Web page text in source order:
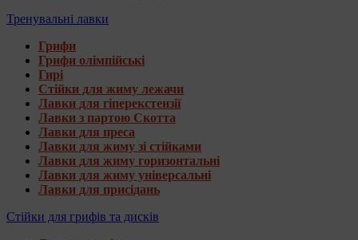
Тренувальні лавки
Грифи
Грифи олімпійські
Гирі
Стійки для жиму лежачи
Лавки для гіперекстензії
Лавки з партою Скотта
Лавки для преса
Лавки для жиму зі стійками
Лавки для жиму горизонтальні
Лавки для жиму універсальні
Лавки для присідань
Стійки для грифів та дисків